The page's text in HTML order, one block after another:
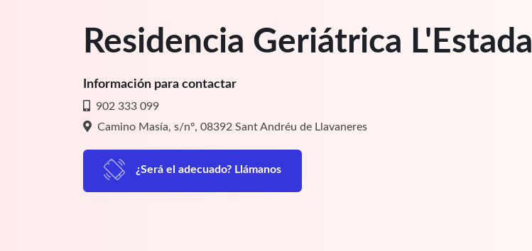
Residencia Geriátrica L'Estada
Información para contactar
902 333 099
Camino Masía, s/nº, 08392 Sant Andréu de Llavaneres
¿Será el adecuado? Llámanos